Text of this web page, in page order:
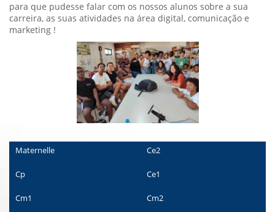
para que pudesse falar com os nossos alunos sobre a sua
carreira, as suas atividades na área digital, comunicação e
marketing !
Maternelle Ce2
Cp Ce1
Cm1 Cm2